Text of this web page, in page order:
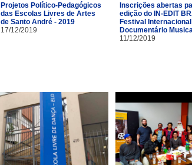
Projetos Político-Pedagógicos
das Escolas Livres de Artes
de Santo André - 2019
17/12/2019
Inscrições abertas
edição do IN-EDIT
Festival
Documentário
11/12/2019